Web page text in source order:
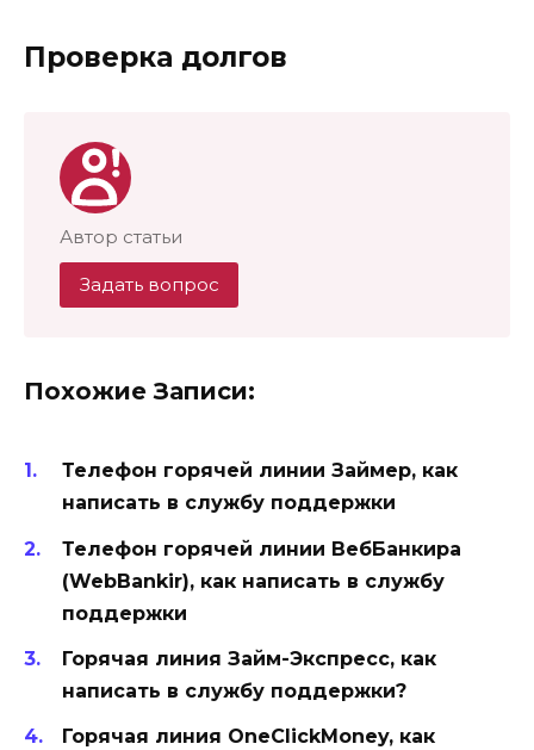
Проверка долгов
Автор статьи
Задать вопрос
Похожие Записи:
Телефон горячей линии Займер, как
написать в службу поддержки
Телефон горячей линии ВебБанкира
(WebBankir), как написать в службу
поддержки
Горячая линия Займ-Экспресс, как
написать в службу поддержки?
Горячая линия OneClickMoney, как